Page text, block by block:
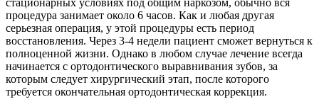
стационарных условиях под общим наркозом, обычно вся
процедура занимает около 6 часов. Как и любая другая
серьезная операция, у этой процедуры есть период
восстановления. Через 3-4 недели пациент сможет вернуться к
полноценной жизни. Однако в любом случае лечение всегда
начинается с ортодонтического выравнивания зубов, за
которым следует хирургический этап, после которого
требуется окончательная ортодонтическая коррекция.